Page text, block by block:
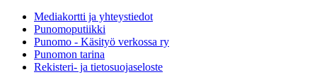
Mediakortti ja yhteystiedot
Punomoputiikki
Punomo - Käsityö verkossa ry
Punomon tarina
Rekisteri- ja tietosuojaseloste